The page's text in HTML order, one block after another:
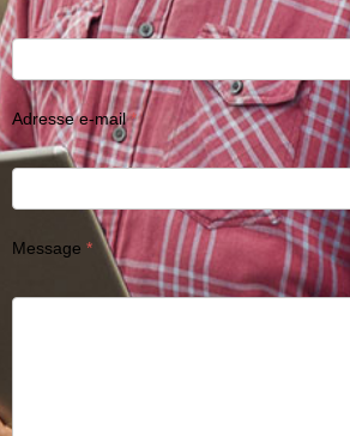
Adresse e-mail
Message